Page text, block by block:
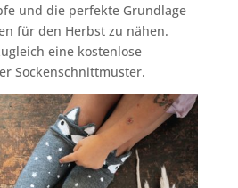
und die perfekte Grundlage
für den Herbst zu nähen.
eine kostenlose
Sockenschnittmuster.